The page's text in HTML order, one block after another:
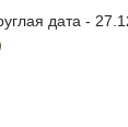
дата -